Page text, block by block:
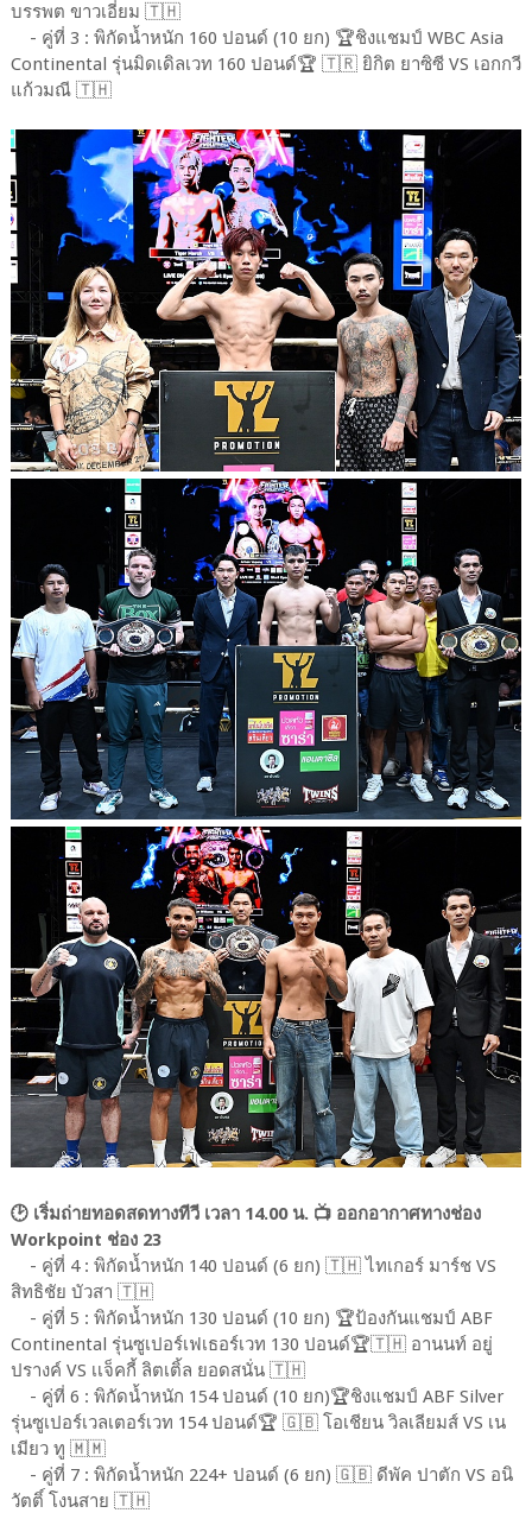
บรรพต ขาวเอี่ยม 🇹🇭
- คู่ที่ 3 : พิกัดน้ำหนัก 160 ปอนด์ (10 ยก) 🏆ชิงแชมป์ WBC Asia
Continental รุ่นมิดเดิลเวท 160 ปอนด์🏆 🇹🇷 ยิกิต ยาซิซี VS เอกกวี
แก้วมณี 🇹🇭
🕑 เริ่มถ่ายทอดสดทางทีวี เวลา 14.00 น. 📺 ออกอากาศทางช่อง
Workpoint ช่อง 23
- คู่ที่ 4 : พิกัดน้ำหนัก 140 ปอนด์ (6 ยก) 🇹🇭 ไทเกอร์ มาร์ช VS
สิทธิชัย บัวสา 🇹🇭
- คู่ที่ 5 : พิกัดน้ำหนัก 130 ปอนด์ (10 ยก) 🏆ป้องกันแชมป์ ABF
Continental รุ่นซูเปอร์เฟเธอร์เวท 130 ปอนด์🏆🇹🇭 อานนท์ อยู่
ปรางค์ VS เเจ็คกี้ ลิตเติ้ล ยอดสนั่น 🇹🇭
- คู่ที่ 6 : พิกัดน้ำหนัก 154 ปอนด์ (10 ยก)🏆ชิงแชมป์ ABF Silver
รุ่นซูเปอร์เวลเตอร์เวท 154 ปอนด์🏆 🇬🇧 โอเชียน วิลเลียมส์ VS เน
เมียว ทู 🇲🇲
- คู่ที่ 7 : พิกัดน้ำหนัก 224+ ปอนด์ (6 ยก) 🇬🇧 ดีพัค ปาตัก VS อนิ
วัตติ์ โงนสาย 🇹🇭